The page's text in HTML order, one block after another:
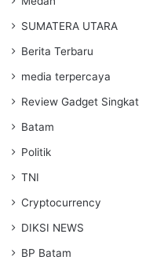
SUMATERA UTARA
Berita Terbaru
media terpercaya
Review Gadget Singkat
Batam
Politik
TNI
Cryptocurrency
DIKSI NEWS
BP Batam